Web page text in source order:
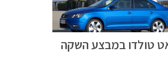
טולדו במבצע השקה